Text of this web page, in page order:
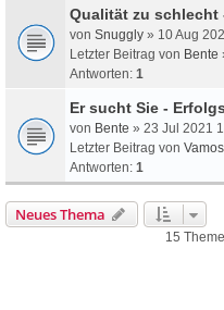
Qualität zu schlecht
von Snuggly » 10 Aug
Letzter Beitrag von Bente
Antworten: 1
Er sucht Sie -
von Bente » 23 Jul 2021
Letzter Beitrag von Vamos
Antworten: 1
Neues Thema
15